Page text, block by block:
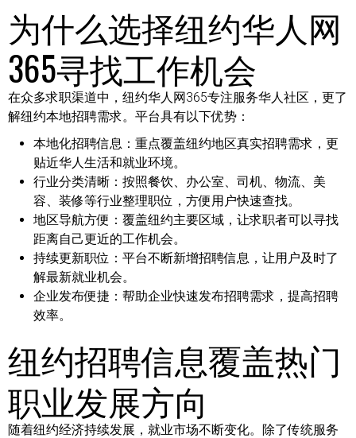
为什么选择纽约华人网
365寻找工作机会
在众多求职渠道中，纽约华人网365专注服务华人社区，更了
解纽约本地招聘需求。平台具有以下优势：
本地化招聘信息： 重点覆盖纽约地区真实招聘需求，更
贴近华人生活和就业环境。
行业分类清晰： 按照餐饮、办公室、司机、物流、美
容、装修等行业整理职位，方便用户快速查找。
地区导航方便： 覆盖纽约主要区域，让求职者可以寻找
距离自己更近的工作机会。
持续更新职位： 平台不断新增招聘信息，让用户及时了
解最新就业机会。
企业发布便捷： 帮助企业快速发布招聘需求，提高招聘
效率。
纽约招聘信息覆盖热门
职业发展方向
随着纽约经济持续发展，就业市场不断变化。除了传统服务